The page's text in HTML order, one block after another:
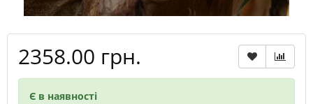
2358.00 грн.
Є в наявності